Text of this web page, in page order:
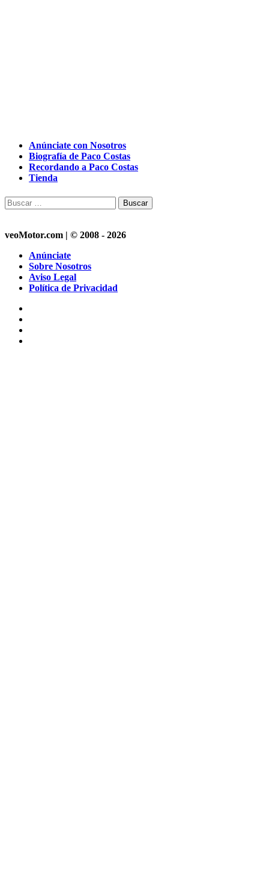
Anúnciate con Nosotros
Biografía de Paco Costas
Recordando a Paco Costas
Tienda
Buscar:
veoMotor.com | © 2008 - 2026
Anúnciate
Sobre Nosotros
Aviso Legal
Política de Privacidad